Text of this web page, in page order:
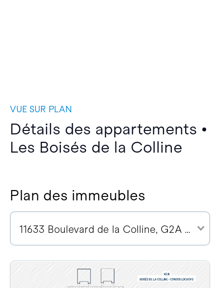
VUE SUR PLAN
Détails des appartements •
Les Boisés de la Colline
Plan des immeubles
11633 Boulevard de la Colline, G2A 2E1